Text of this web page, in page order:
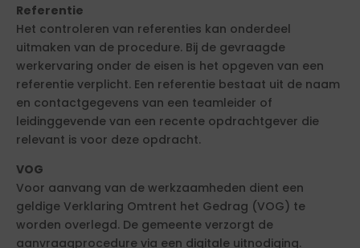
Referentie
Het controleren van referenties kan onderdeel
uitmaken van de procedure. Bij de gevraagde
werkervaring onder de eisen is het opgeven van een
referentie verplicht. Een referentie bestaat uit de naam
en contactgegevens van een teamleider of
leidinggevende van een recente opdrachtgever die
relevant is voor deze opdracht.
VOG
Voor aanvang van de werkzaamheden dient een
geldige Verklaring Omtrent het Gedrag (VOG) te
worden overlegd. De gemeente verzorgt de
aanvraagprocedure via een digitale uitnodiging.